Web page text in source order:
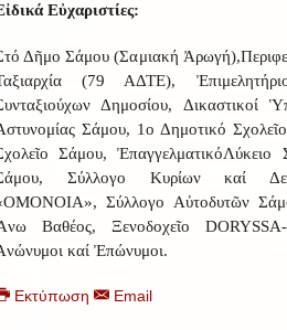
Εὐχαριστίες:
Δῆμο Σάμου (Σαμιακή
(79 ΑΔΤΕ),
Δημοσίου, Δικαστικοί
Σάμου, 1ο Δημοτικό
Σάμου, ἘπαγγελματικόΛύκειο
Σύλλογο Κυρίων καί
Σύλλογο Αὐτοδυτῶν
Βαθέος, Ξενοδοχεῖο DORYSSA
καί Ἐπώνυμοι.
Εκτύπωση Email